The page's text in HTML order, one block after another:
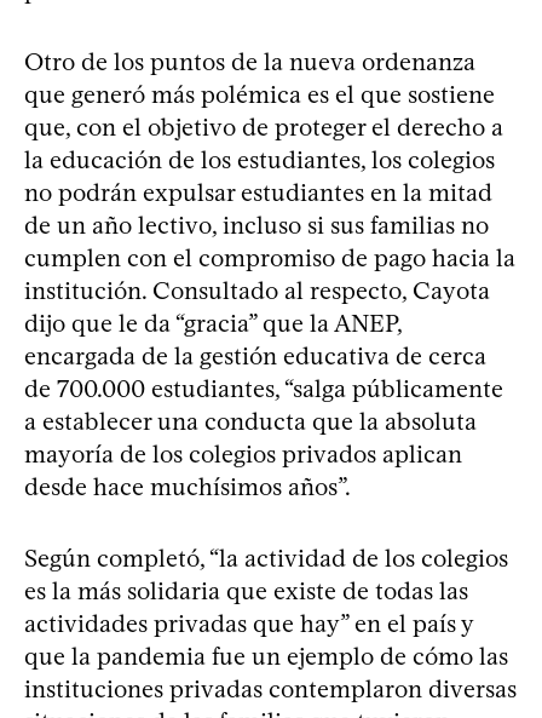
Otro de los puntos de la nueva ordenanza
que generó más polémica es el que sostiene
que, con el objetivo de proteger el derecho a
la educación de los estudiantes, los colegios
no podrán expulsar estudiantes en la mitad
de un año lectivo, incluso si sus familias no
cumplen con el compromiso de pago hacia la
institución. Consultado al respecto, Cayota
dijo que le da “gracia” que la ANEP,
encargada de la gestión educativa de cerca
de 700.000 estudiantes, “salga públicamente
a establecer una conducta que la absoluta
mayoría de los colegios privados aplican
desde hace muchísimos años”.
Según completó, “la actividad de los colegios
es la más solidaria que existe de todas las
actividades privadas que hay” en el país y
que la pandemia fue un ejemplo de cómo las
instituciones privadas contemplaron diversas